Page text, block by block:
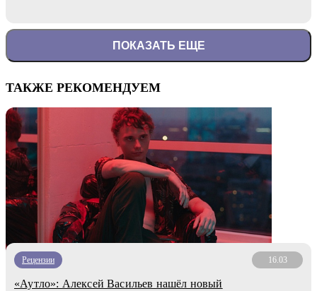
ПОКАЗАТЬ ЕЩЕ
ТАКЖЕ РЕКОМЕНДУЕМ
Рецензии 16.03
«Аутло»: Алексей Васильев нашёл новый